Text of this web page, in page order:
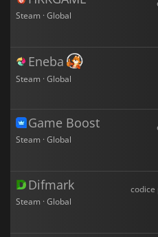
Steam · Global
Eneba
Steam · Global
Game Boost
Steam · Global
Difmark
Steam · Global
codice